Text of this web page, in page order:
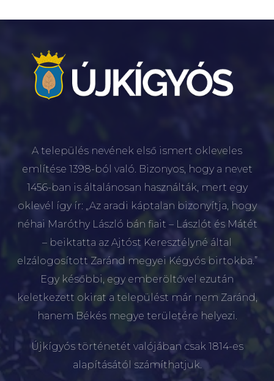
A település nevének első ismert okleveles
említése 1398-ból való. Bizonyos, hogy a nevet
1456-ban is általánosan használták, mert egy
oklevél így ír: „Az aradi káptalan bizonyítja, hogy
néhai Maróthy László bán fiait – Lászlót és Mátét
– beiktatta az Ajtóst Keresztélyné által
elzálogosított Zaránd megyei Kégyós birtokba.”
Egy későbbi, egy emberöltővel ezután
keletkezett okirat a települést már nem Zaránd,
hanem Békés megye területére helyezi.
Újkígyós történetét valójában csak 1814-es
alapításától számíthatjuk.